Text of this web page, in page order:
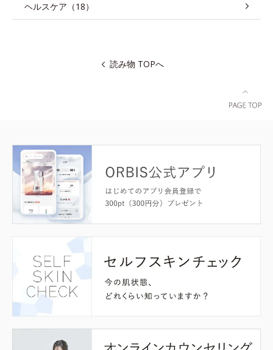
ヘルスケア（18）
読み物 TOPへ